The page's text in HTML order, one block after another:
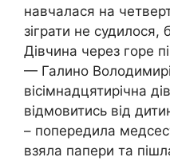
навчалася на
зіграти не
Дівчина через гope
— Галино
вісімнадцятирічна
відмовитись від
– попередила
взяла папери та